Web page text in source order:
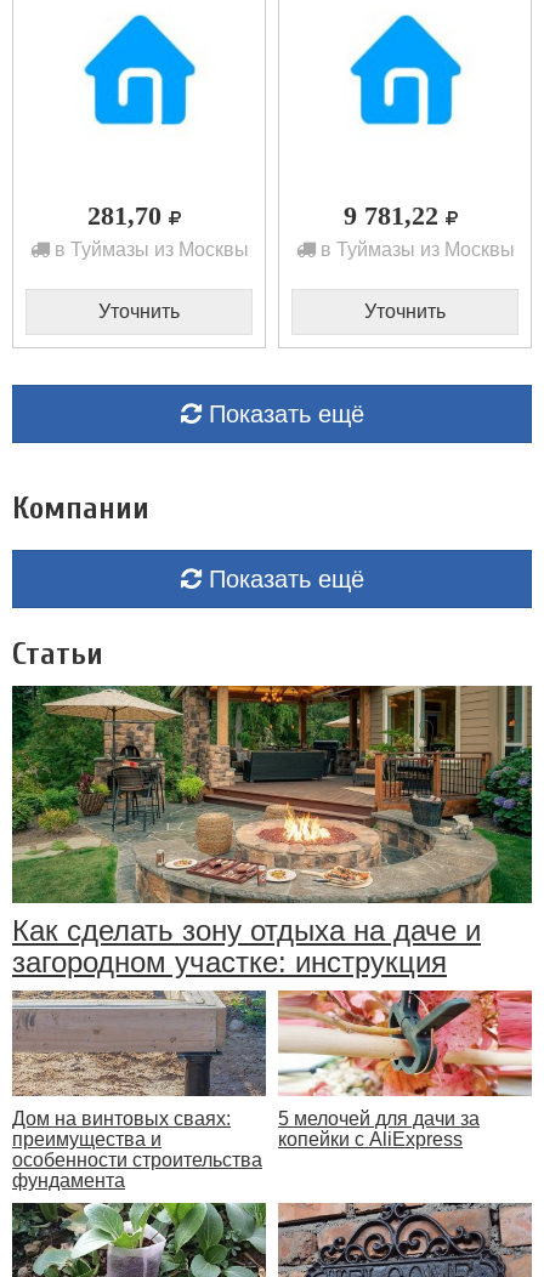
281,70
в Туймазы из Москвы
Уточнить
9 781,22
в Туймазы из Москвы
Уточнить
Показать ещё
Компании
Показать ещё
Статьи
Как сделать зону отдыха на даче и
загородном участке: инструкция
Дом на винтовых сваях:
преимущества и
особенности строительства
фундамента
5 мелочей для дачи за
копейки с AliExpress